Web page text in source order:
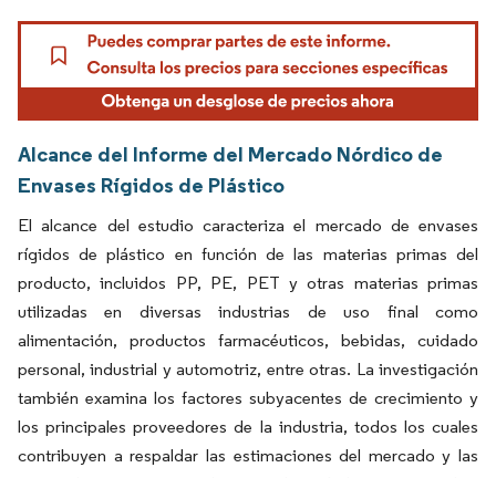
Alcance del Informe del Mercado Nórdico de
Envases Rígidos de Plástico
El alcance del estudio caracteriza el mercado de envases
rígidos de plástico en función de las materias primas del
producto, incluidos PP, PE, PET y otras materias primas
utilizadas en diversas industrias de uso final como
alimentación, productos farmacéuticos, bebidas, cuidado
personal, industrial y automotriz, entre otras. La investigación
también examina los factores subyacentes de crecimiento y
los principales proveedores de la industria, todos los cuales
contribuyen a respaldar las estimaciones del mercado y las